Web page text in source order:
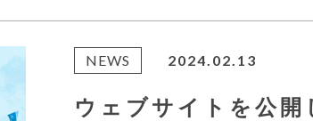
NEWS 2024.02.13
ウェブサイトを公開